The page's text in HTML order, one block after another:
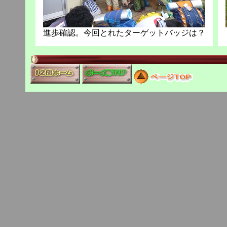
進歩確認。今回とれたターゲットバッジは？